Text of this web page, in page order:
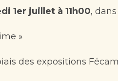
1er juillet à 11h00,
»
des expositions